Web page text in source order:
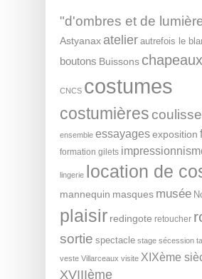
"d'ombres et de
Astyanax atelier autrefois le
boutons Buissons chapeaux
CNCS costumes
costumières
ensemble essayagesexposition
formation gilets
lingerie location de
mannequin masques musée
plaisir redingote retoucher
sortie spectacle stage sécession
veste Villarceaux visite XIXème
XVIIIème